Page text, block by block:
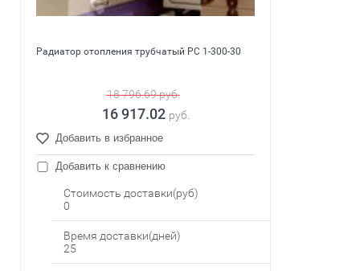
Радиатор отопления трубчатый PC 1-300-30
18 796.69руб.
16 917.02 руб.
Добавить в избранное
Добавить к сравнению
Стоимость доставки(руб)
0
Время доставки(дней)
25